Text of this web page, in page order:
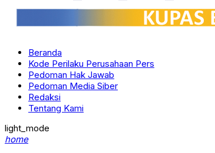
Beranda
Kode Perilaku Perusahaan Pers
Pedoman Hak Jawab
Pedoman Media Siber
Redaksi
Tentang Kami
light_mode
home